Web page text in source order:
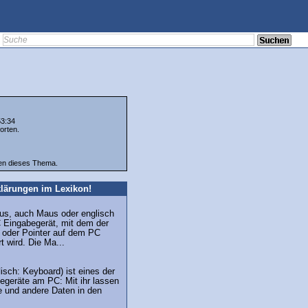
dieses Thema.
im Lexikon!
auch Maus oder englisch
mit dem der
Pointer auf dem PC
wird. Die Ma...
Keyboard) ist eines der
am PC: Mit ihr lassen
und andere Daten in den